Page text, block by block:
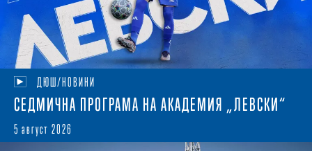
ДЮШ/НОВИНИ
СЕДМИЧНА ПРОГРАМА НА АКАДЕМИЯ „ЛЕВСКИ“
5 август 2026